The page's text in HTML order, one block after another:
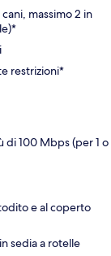
massimo 2 in
restrizioni*
di 100 Mbps (per 1 o
e al coperto
sedia a rotelle